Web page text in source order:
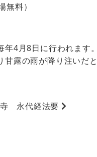
料）
4月8日に行われます。
露の雨が降り注いだ
永代経法要